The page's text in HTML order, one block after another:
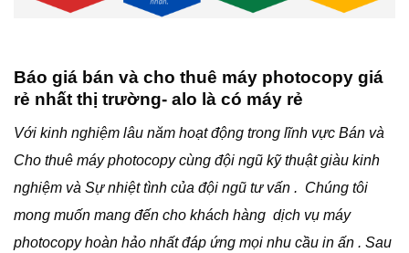
Báo giá bán và cho thuê máy photocopy giá
rẻ nhất thị trường- alo là có máy rẻ
Với kinh nghiệm lâu năm hoạt động trong lĩnh vực Bán và
Cho thuê máy photocopy cùng đội ngũ kỹ thuật giàu kinh
nghiệm và Sự nhiệt tình của đội ngũ tư vấn . Chúng tôi
mong muốn mang đến cho khách hàng dịch vụ máy
photocopy hoàn hảo nhất đáp ứng mọi nhu cầu in ấn . Sau